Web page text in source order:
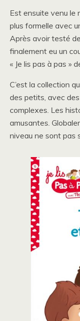
Est ensuite venu le
plus formelle avec
Après avoir testé
finalement eu un
« Je lis pas à pas »
C’est la collection
des petits, avec
complexes. Les
amusantes.
niveau ne sont pas